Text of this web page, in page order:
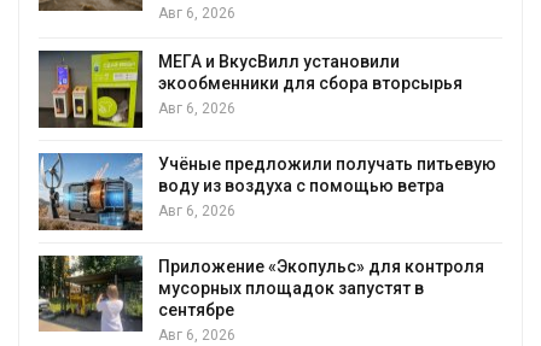
Авг 6, 2026
МЕГА и ВкусВилл установили
экообменники для сбора вторсырья
Авг 6, 2026
Учёные предложили получать питьевую
воду из воздуха с помощью ветра
Авг 6, 2026
Приложение «Экопульс» для контроля
мусорных площадок запустят в
сентябре
Авг 6, 2026